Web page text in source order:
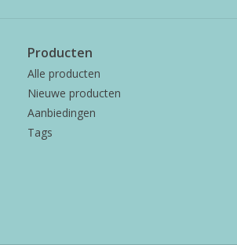
Producten
Alle producten
Nieuwe producten
Aanbiedingen
Tags